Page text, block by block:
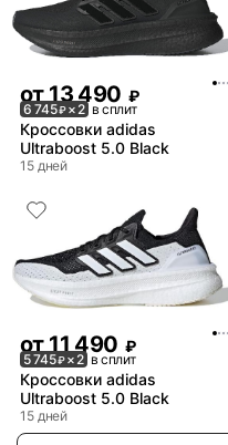
от13 490 ₽
6 745₽× 2 в сплит
Кроссовки adidas
Ultraboost 5.0 Black
15 дней
от 11 490 ₽
5 745₽× 2 в сплит
Кроссовки adidas
Ultraboost 5.0 Black
15 дней